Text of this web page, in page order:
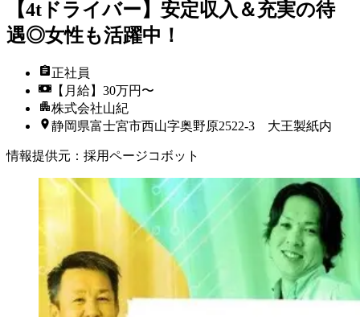
【4tドライバー】安定収入＆充実の待
遇◎女性も活躍中！
正社員
【月給】30万円〜
株式会社山紀
静岡県富士宮市西山字奥野原2522-3 大王製紙内
情報提供元 ： 採用ページコボット